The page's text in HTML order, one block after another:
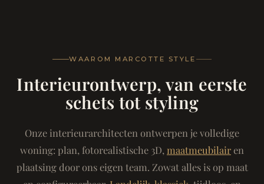
WAAROM MARCOTTE STYLE
Interieurontwerp, van eerste
schets tot styling
Onze interieurarchitecten ontwerpen je volledige
woning: plan, fotorealistische 3D, maatmeubilairen
plaatsing door ons eigen team. Zowat alles is op maat